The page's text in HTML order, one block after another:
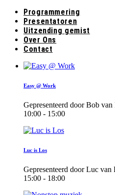
Programmering
Presentatoren
Uitzending gemist
Over Ons
Contact
Easy @ Work
Gepresenteerd door Bob van
10:00 - 15:00
Luc is Los
Gepresenteerd door Luc van
15:00 - 18:00